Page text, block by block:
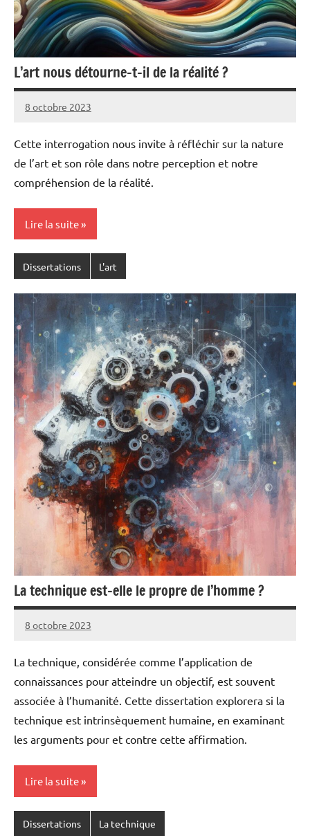
L’art nous détourne-t-il de la réalité ?
8 octobre 2023
Pierre
Aucun
Cette interrogation nous invite à réfléchir sur la nature
de l’art et son rôle dans notre perception et notre
compréhension de la réalité.
Lire la suite
Dissertations L'art
La technique est-elle le propre de l’homme ?
8 octobre 2023
Pierre
Aucun
La technique, considérée comme l’application de
connaissances pour atteindre un objectif, est souvent
associée à l’humanité. Cette dissertation explorera si la
technique est intrinsèquement humaine, en examinant
les arguments pour et contre cette affirmation.
Lire la suite
Dissertations La technique